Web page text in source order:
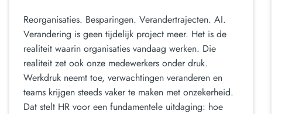
Reorganisaties. Besparingen. Verandertrajecten. AI.
Verandering is geen tijdelijk project meer. Het is de
realiteit waarin organisaties vandaag werken. Die
realiteit zet ook onze medewerkers onder druk.
Werkdruk neemt toe, verwachtingen veranderen en
teams krijgen steeds vaker te maken met onzekerheid.
Dat stelt HR voor een fundamentele uitdaging: hoe